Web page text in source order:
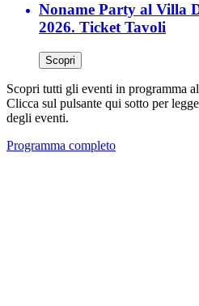
Noname Party al Villa
2026. Ticket Tavoli
Scopri
Scopri tutti gli eventi in programma
Clicca sul pulsante qui sotto per
degli eventi.
Programma completo